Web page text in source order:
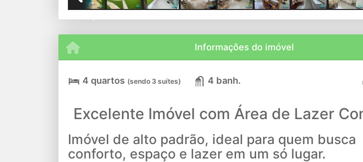
Informações do imóvel
4 quartos (sendo 3 suítes) 4 banh.
Excelente Imóvel com Área de Lazer
Imóvel de alto padrão, ideal para quem busca
conforto, espaço e lazer em um só lugar.